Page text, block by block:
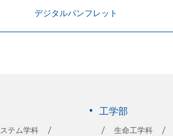
デジタルパンフレット
テム学科
工学部
生命工学科